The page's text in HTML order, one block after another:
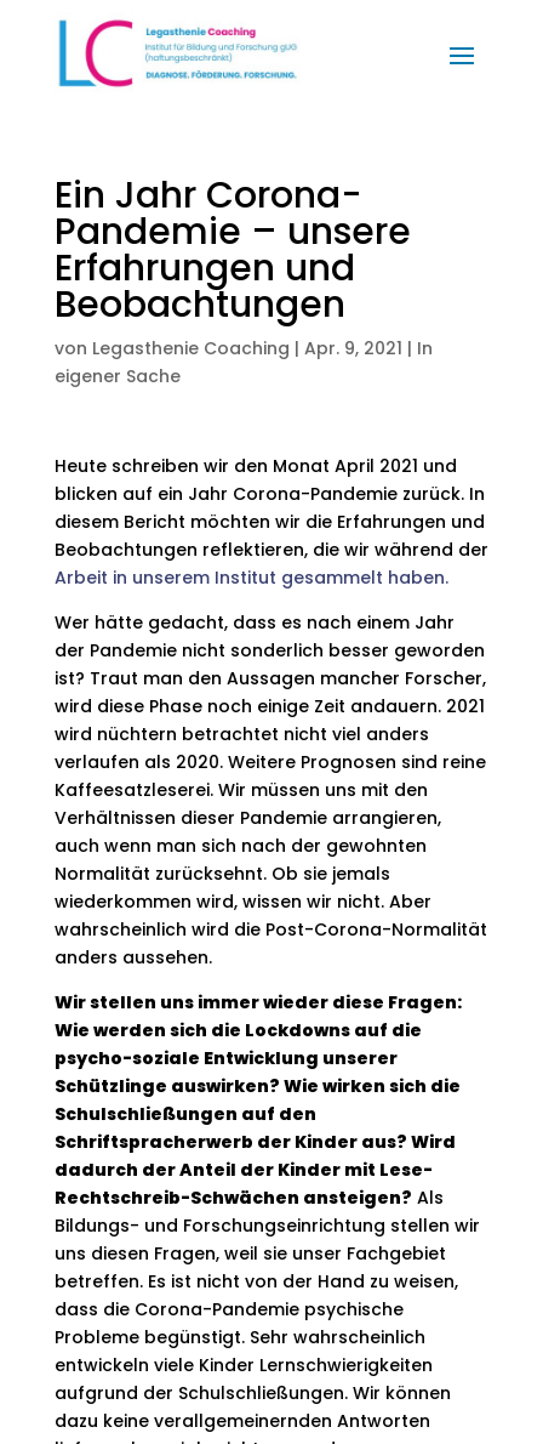
Ein Jahr Corona-
Pandemie – unsere
Erfahrungen und
Beobachtungen
von Legasthenie Coaching | Apr. 9, 2021 | In
eigener Sache
Heute schreiben wir den Monat April 2021 und
blicken auf ein Jahr Corona-Pandemie zurück. In
diesem Bericht möchten wir die Erfahrungen und
Beobachtungen reflektieren, die wir während der
Arbeit in unserem Institut gesammelt haben.
Wer hätte gedacht, dass es nach einem Jahr
der Pandemie nicht sonderlich besser geworden
ist? Traut man den Aussagen mancher Forscher,
wird diese Phase noch einige Zeit andauern. 2021
wird nüchtern betrachtet nicht viel anders
verlaufen als 2020. Weitere Prognosen sind reine
Kaffeesatzleserei. Wir müssen uns mit den
Verhältnissen dieser Pandemie arrangieren,
auch wenn man sich nach der gewohnten
Normalität zurücksehnt. Ob sie jemals
wiederkommen wird, wissen wir nicht. Aber
wahrscheinlich wird die Post-Corona-Normalität
anders aussehen.
Wir stellen uns immer wieder diese Fragen:
Wie werden sich die Lockdowns auf die
psycho-soziale Entwicklung unserer
Schützlinge auswirken? Wie wirken sich die
Schulschließungen auf den
Schriftspracherwerb der Kinder aus? Wird
dadurch der Anteil der Kinder mit Lese-
Rechtschreib-Schwächen ansteigen? Als
Bildungs- und Forschungseinrichtung stellen wir
uns diesen Fragen, weil sie unser Fachgebiet
betreffen. Es ist nicht von der Hand zu weisen,
dass die Corona-Pandemie psychische
Probleme begünstigt. Sehr wahrscheinlich
entwickeln viele Kinder Lernschwierigkeiten
aufgrund der Schulschließungen. Wir können
dazu keine verallgemeinernden Antworten